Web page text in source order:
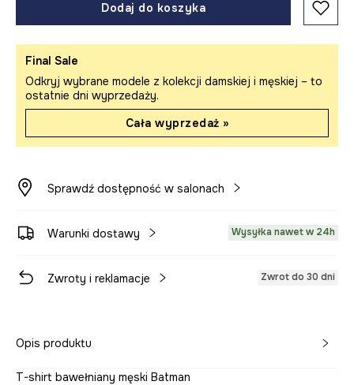
Dodaj do koszyka
Final Sale
Odkryj wybrane modele z kolekcji damskiej i męskiej – to
ostatnie dni wyprzedaży.
Cała wyprzedaż »
Sprawdź dostępność w salonach
Warunki dostawy Wysyłka nawet w 24h
Zwroty i reklamacje Zwrot do 30 dni
Opis produktu
T-shirt bawełniany męski Batman